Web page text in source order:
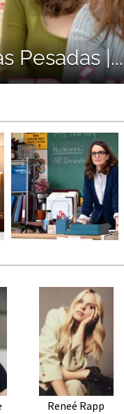
Pesadas |...
Reneé Rapp